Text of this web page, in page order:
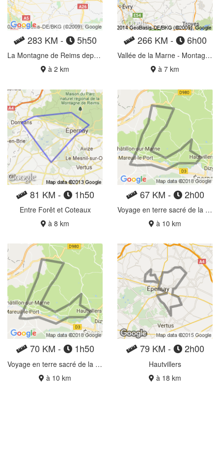
283 KM - 5h50
La Montagne de Reims depuis Crécy retour Rebais
à 2 km
266 KM - 6h00
Vallée de la Marne - Montagne de Reims
à 7 km
81 KM - 1h50
Entre Forêt et Coteaux
à 8 km
67 KM - 2h00
Voyage en terre sacré de la Vallée de la Marne
à 10 km
70 KM - 1h50
Voyage en terre sacré de la Vallée de la Marne
à 10 km
79 KM - 2h00
Hautvillers
à 18 km